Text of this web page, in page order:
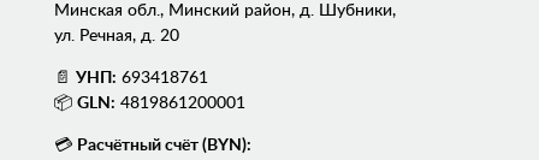
Минская обл., Минский район, д. Шубники,
ул. Речная, д. 20
📄 УНП: 693418761
📦 GLN: 4819861200001
💳 Расчётный счёт (BYN):